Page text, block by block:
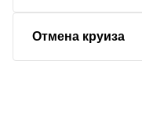
Отмена круиза